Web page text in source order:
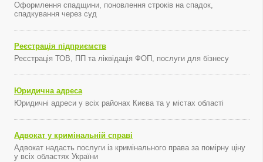
Оформлення спадщини, поновлення строків на спадок,
спадкування через суд
Реєстрація підприємств
Реєстрація ТОВ, ПП та ліквідація ФОП, послуги для бізнесу
Юридична адреса
Юридичні адреси у всіх районах Києва та у містах області
Адвокат у кримінальній справі
Адвокат надасть послуги із кримінального права за помірну ціну
у всіх областях України